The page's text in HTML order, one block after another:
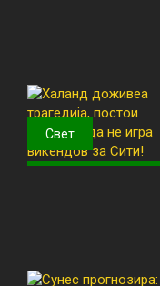
Свет